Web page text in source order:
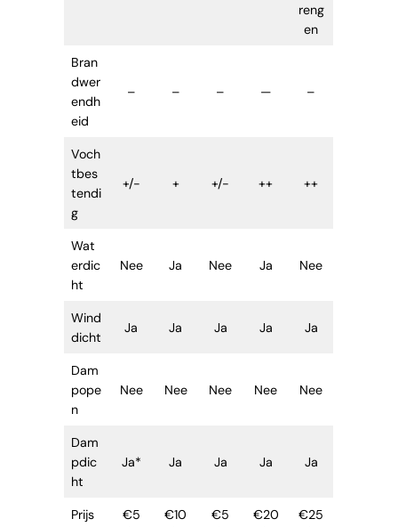
reng
en
Bran
dwer
endh
eid
– – – — –
Voch
tbes
tendi
g
+/- + +/- ++ ++
Wat
erdic
ht
Nee Ja Nee Ja Nee
Wind
dicht
Ja Ja Ja Ja Ja
Dam
pope
n
Nee Nee Nee Nee Nee
Dam
pdic
ht
Ja* Ja Ja Ja Ja
Prijs
€5
€10
€5
€20
€25